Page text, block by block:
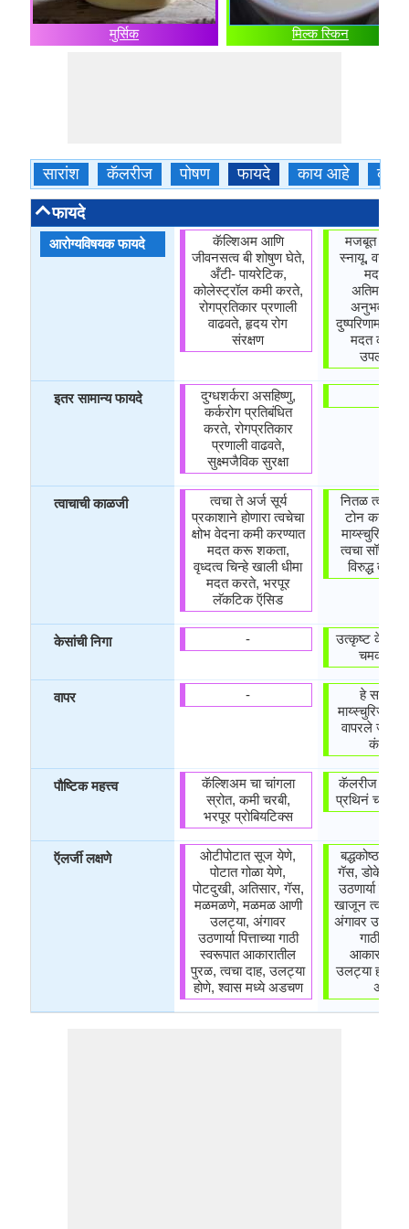
मुर्सिक मिल्क स्किन
सारांश कॅलरीज पोषण फायदे काय आहे कसे
फायदे
आरोग्यविषयक फायदे
इतर सामान्य फायदे
त्वाचाची काळजी
केसांची निगा
वापर
पौष्टिक महत्त्व
ऍलर्जी लक्षणे
कॅल्शिअम आणि
जीवनसत्व बी शोषुण घेते,
अँटी- पायरेटिक,
कोलेस्ट्रॉल कमी करते,
रोगप्रतिकार प्रणाली
वाढवते, हृदय रोग
संरक्षण
दुग्धशर्करा असहिष्णु,
कर्करोग प्रतिबंधित
करते, रोगप्रतिकार
प्रणाली वाढवते,
सुक्ष्मजैविक सुरक्षा
त्वचा ते अर्ज सूर्य
प्रकाशाने होणारा त्वचेचा
क्षोभ वेदना कमी करण्यात
मदत करू शकता,
वृध्दत्व चिन्हे खाली धीमा
मदत करते, भरपूर
लॅकटिक ऍसिड
-
-
कॅल्शिअम चा चांगला
स्रोत, कमी चरबी,
भरपूर प्रोबियटिक्स
ओटीपोटात सूज येणे,
पोटात गोळा येणे,
पोटदुखी, अतिसार, गॅस,
मळमळणे, मळमळ आणी
उलट्या, अंगावर
उठणार्या पित्ताच्या गाठी
स्वरूपात आकारातील
पुरळ, त्वचा दाह, उलट्या
होणे, श्वास मध्ये अडचण
मजबूत आणि
स्नायू, वजन
मदत
अनुभवायल
दुष्परिणाम
मदत करते,
उपलब्ध
नितळ त्वचा
टोन करते,
माय्स्चुरिज़र,
त्वचा
विरुद्ध त्वचा
उत्कृष्ट केस
चमकदार
हे साबण
माय्स्चुरिज़र
वापरले जाते,
कॅलरीज
प्रथिनं चा
बद्धकोष्ठता,
गॅस, डोकेदुखी,
उठणार्या
खाजून त्वचा
अंगावर उठणार्या
गाठी
आकारातील
उलट्या होणे,
अडचण